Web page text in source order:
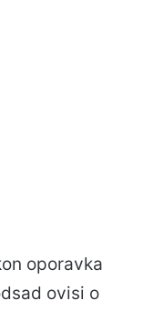
oporavka
ovisi o